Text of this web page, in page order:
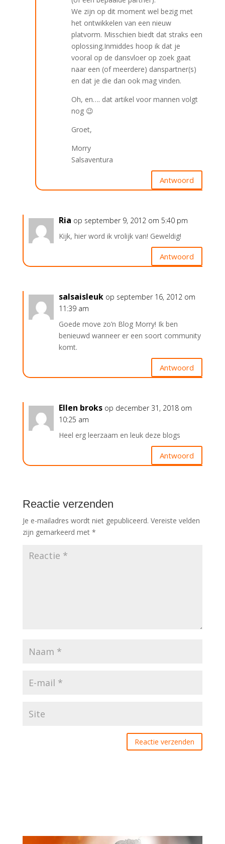
We zijn op dit moment wel bezig met
het ontwikkelen van een nieuw
platvorm. Misschien biedt dat straks een
oplossing.Inmiddes hoop ik dat je
vooral op de dansvloer op zoek gaat
naar een (of meerdere) danspartner(s)
en dat je die dan ook mag vinden.
Oh, en…. dat artikel voor mannen volgt
nog 😉
Groet,
Morry
Salsaventura
Antwoord
Ria op september 9, 2012 om 5:40 pm
Kijk, hier word ik vrolijk van! Geweldig!
Antwoord
salsaisleuk op september 16, 2012 om
11:39 am
Goede move zo’n Blog Morry! Ik ben
benieuwd wanneer er een soort community
komt.
Antwoord
Ellen broks op december 31, 2018 om
10:25 am
Heel erg leerzaam en leuk deze blogs
Antwoord
Reactie verzenden
Je e-mailadres wordt niet gepubliceerd. Vereiste velden
zijn gemarkeerd met *